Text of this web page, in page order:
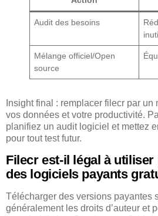
Audit des besoins
Mélange officiel/Open
source
Insight final : remplacer filecr par
vos données et votre productivité.
planifiez un audit logiciel et mettez
pour tout test futur.
Filecr est-il légal à
des logiciels payants
Télécharger des versions payantes
généralement les droits d’auteur et